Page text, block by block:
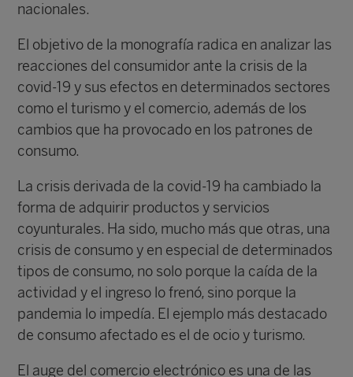
nacionales.
El objetivo de la monografía radica en analizar las
reacciones del consumidor ante la crisis de la
covid-19 y sus efectos en determinados sectores
como el turismo y el comercio, además de los
cambios que ha provocado en los patrones de
consumo.
La crisis derivada de la covid-19 ha cambiado la
forma de adquirir productos y servicios
coyunturales. Ha sido, mucho más que otras, una
crisis de consumo y en especial de determinados
tipos de consumo, no solo porque la caída de la
actividad y el ingreso lo frenó, sino porque la
pandemia lo impedía. El ejemplo más destacado
de consumo afectado es el de ocio y turismo.
El auge del comercio electrónico es una de las